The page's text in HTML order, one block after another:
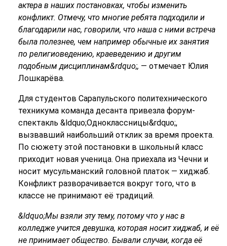
актера в наших постановках, чтобы изменить
конфликт. Отмечу, что многие ребята подходили и
благодарили нас, говорили, что наша с ними встреча
была полезнее, чем например обычные их занятия
по религиоведению, краеведению и другим
подобным дисциплинам&rdquo;, — отмечает Юлия
Лошкарёва.
Для студентов Сарапульского политехнического
техникума команда десанта привезла форум-
спектакль &ldquo;Одноклассницы&rdquo;,
вызвавший наибольший отклик за время проекта.
По сюжету этой постановки в школьный класс
приходит новая ученица. Она приехала из Чечни и
носит мусульманский головной платок — хиджаб.
Конфликт разворачивается вокруг того, что в
классе не принимают её традиций.
&ldquo;Мы взяли эту тему, потому что у нас в
колледже учится девушка, которая носит хиджаб, и её
не принимает общество. Бывали случаи, когда её